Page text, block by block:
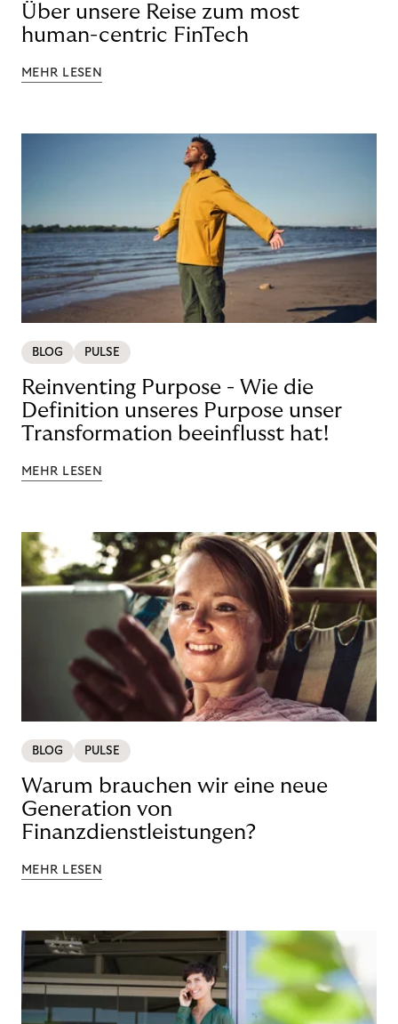
Über unsere Reise zum most
human-centric FinTech
MEHR LESEN
BLOG PULSE
Reinventing Purpose - Wie die
Definition unseres Purpose unser
Transformation beeinflusst hat!
MEHR LESEN
BLOG PULSE
Warum brauchen wir eine neue
Generation von
Finanzdienstleistungen?
MEHR LESEN